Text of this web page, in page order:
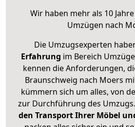
Wir haben mehr als 10
Umzügen nach
Die Umzugsexperten
Erfahrung im Bereich
kennen die Anforderungen,
Braunschweig nach Moers
kümmern sich um alles, von
zur Durchführung des Umzugs.
den Transport Ihrer Möbel